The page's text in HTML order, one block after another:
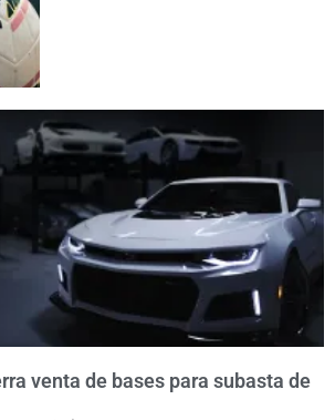
venta de bases para subasta de